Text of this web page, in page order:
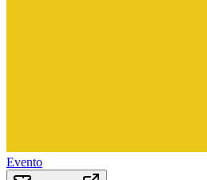
Evento